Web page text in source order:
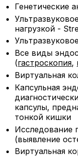
Генетические
нагрузкой -
Все виды
(гастроскопия,
Виртуальная
Капсульная
капсулы,
тонкой кишки
Исследование
(выявление
Виртуальная